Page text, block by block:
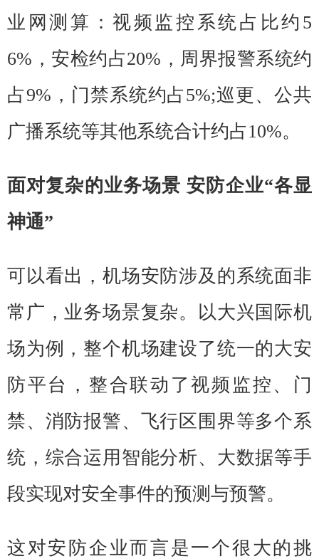
业网测算：视频监控系统占比约5
6%，安检约占20%，周界报警系统约
占9%，门禁系统约占5%;巡更、公共
广播系统等其他系统合计约占10%。
面对复杂的业务场景 安防企业“各显
神通”
可以看出，机场安防涉及的系统面非
常广，业务场景复杂。以大兴国际机
场为例，整个机场建设了统一的大安
防平台，整合联动了视频监控、门
禁、消防报警、飞行区围界等多个系
统，综合运用智能分析、大数据等手
段实现对安全事件的预测与预警。
这对安防企业而言是一个很大的挑